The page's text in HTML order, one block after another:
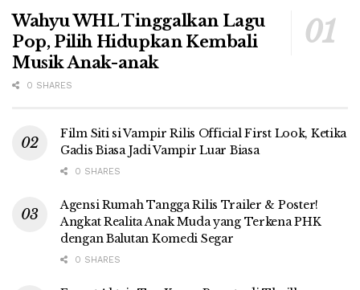
Wahyu WHL Tinggalkan Lagu
Pop, Pilih Hidupkan Kembali
Musik Anak-anak
0 SHARES
Film Siti si Vampir Rilis Official First Look, Ketika
Gadis Biasa Jadi Vampir Luar Biasa
0 SHARES
Agensi Rumah Tangga Rilis Trailer & Poster!
Angkat Realita Anak Muda yang Terkena PHK
dengan Balutan Komedi Segar
0 SHARES